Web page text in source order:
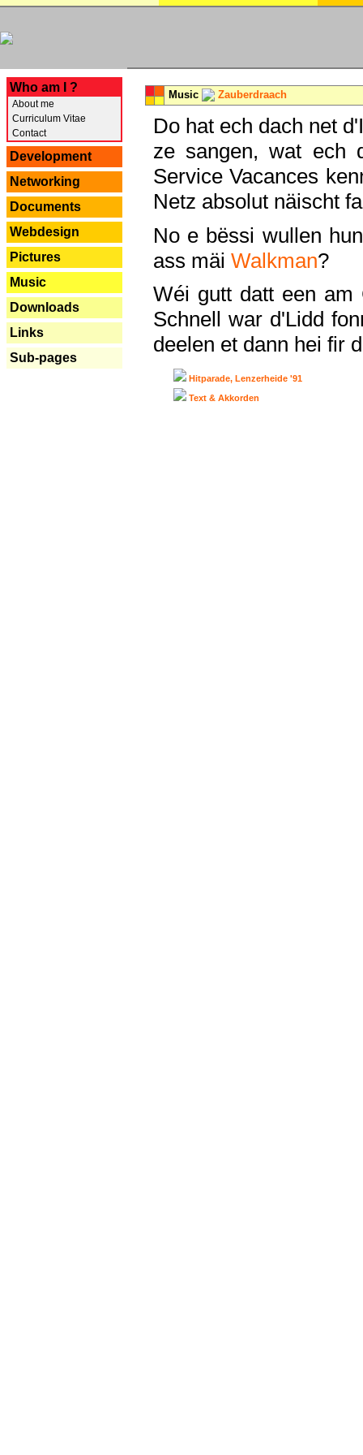
Who am I ?
About me
Curriculum Vitae
Contact
Development
Networking
Documents
Webdesign
Pictures
Music
Downloads
Links
Sub-pages
Music Zauberdraach
Do hat ech dach net
ze sangen, wat ech
Service Vacances
Netz absolut näischt
No e bëssi wullen
ass mäi Walkman?
Wéi gutt datt een am
Schnell war d'Lidd
deelen et dann hei fir
Hitparade, Lenzerheide '91
Text & Akkorden